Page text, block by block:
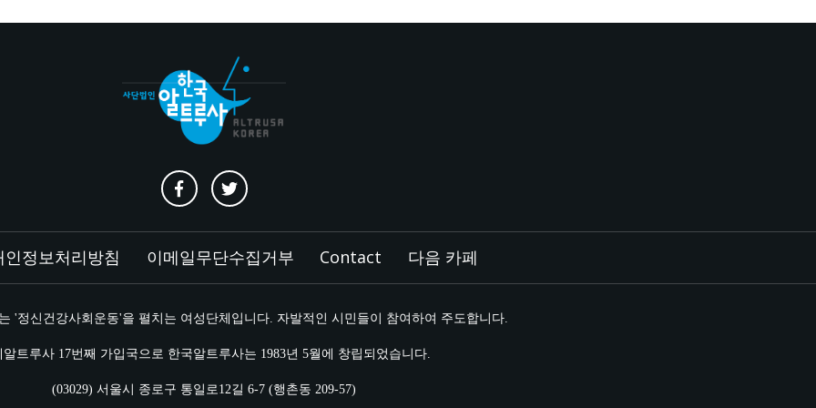
인정보처리방침 이메일무단수집거부 Contact 다음 카페
'정신건강사회운동'을 펼치는 여성단체입니다. 자발적인 시민들이 참여하여 주도합니다.
알트루사 17번째 가입국으로 한국알트루사는 1983년 5월에 창립되었습니다.
(03029) 서울시 종로구 통일로12길 6-7 (행촌동 209-57)